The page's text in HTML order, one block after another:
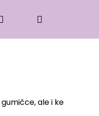
k zaplétání
Přihlášení
ale i ke